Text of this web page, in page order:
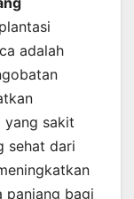
adalah
yang sakit
sehat dari
panjang bagi